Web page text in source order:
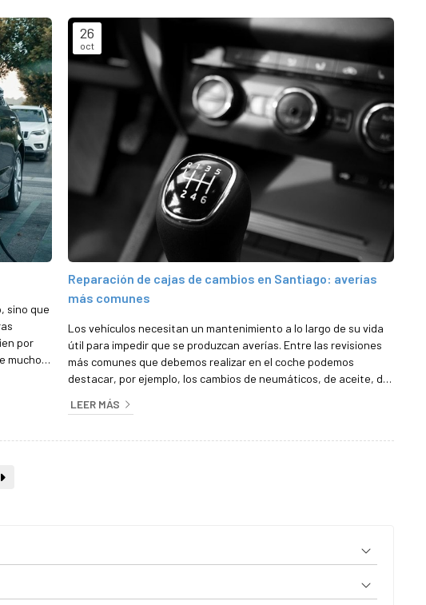
adaptar el motor a la...
sino que
por
muchos
la
26
oct
Reparación de cajas de cambios en Santiago: averías
más comunes
Los vehículos necesitan un mantenimiento a lo largo de su vida
útil para impedir que se produzcan averías. Entre las revisiones
más comunes que debemos realizar en el coche podemos
destacar, por ejemplo, los cambios de neumáticos, de aceite, de
Compostela, el equipo de Diésel Inyección Milladoiro nos
también llamada caja de velocidades. ¿Cómo saber si mi vehículo
LEER MÁS